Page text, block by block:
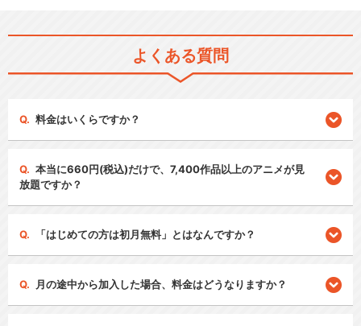
よくある質問
料金はいくらですか？
本当に660円(税込)だけで、7,400作品以上のアニメが見
放題ですか？
「はじめての方は初月無料」とはなんですか？
月の途中から加入した場合、料金はどうなりますか？